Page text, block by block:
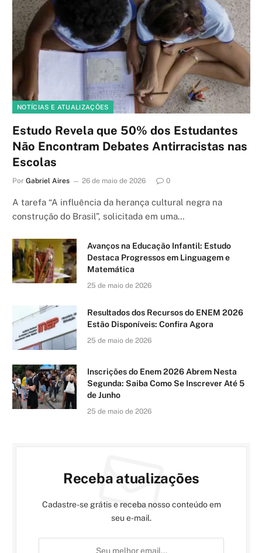
NOTÍCIAS E ATUALIZAÇÕES
Estudo Revela que 50% dos Estudantes
Não Encontram Debates Antirracistas nas
Escolas
Por Gabriel Aires 26 de maio de 2026 0
A tarefa “A influência da herança cultural negra na
construção do Brasil”, solicitada em uma…
Avanços na Educação Infantil: Estudo
Destaca Progressos em Linguagem e
Matemática
25 de maio de 2026
Resultados dos Recursos do ENEM 2026
Estão Disponíveis: Confira Agora
25 de maio de 2026
Inscrições do Enem 2026 Abrem Nesta
Segunda: Saiba Como Se Inscrever Até 5
de Junho
25 de maio de 2026
Receba atualizações
Cadastre-se grátis e receba nosso conteúdo em
seu e-mail.